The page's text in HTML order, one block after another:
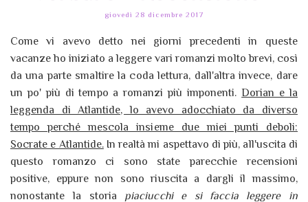
giovedì 28 dicembre 2017
Come vi avevo detto nei giorni precedenti in queste
vacanze ho iniziato a leggere vari romanzi molto brevi, così
da una parte smaltire la coda lettura, dall'altra invece, dare
un po' più di tempo a romanzi più imponenti.Dorian e la
leggenda di Atlantide, lo avevo adocchiato da diverso
tempo perché mescola insieme due miei punti deboli:
Socrate e Atlantide.In realtà mi aspettavo di più, all'uscita di
questo romanzo ci sono state parecchie recensioni
positive, eppure non sono riuscita a dargli il massimo,
nonostante la storia piaciucchi e si faccia leggere in